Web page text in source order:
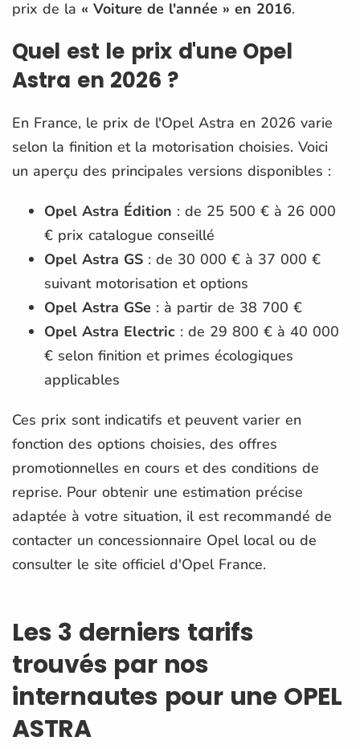
prix de la « Voiture de l'année » en 2016.
Quel est le prix d'une Opel
Astra en 2026 ?
En France, le prix de l'Opel Astra en 2026 varie
selon la finition et la motorisation choisies. Voici
un aperçu des principales versions disponibles :​
Opel Astra Édition : de 25 500 € à 26 000
€ prix catalogue conseillé
Opel Astra GS : de 30 000 € à 37 000 €
suivant motorisation et options
Opel Astra GSe : à partir de 38 700 €
Opel Astra Electric : de 29 800 € à 40 000
€ selon finition et primes écologiques
applicables
Ces prix sont indicatifs et peuvent varier en
fonction des options choisies, des offres
promotionnelles en cours et des conditions de
reprise. Pour obtenir une estimation précise
adaptée à votre situation, il est recommandé de
contacter un concessionnaire Opel local ou de
consulter le site officiel d'Opel France.
Les 3 derniers tarifs
trouvés par nos
internautes pour une OPEL
ASTRA